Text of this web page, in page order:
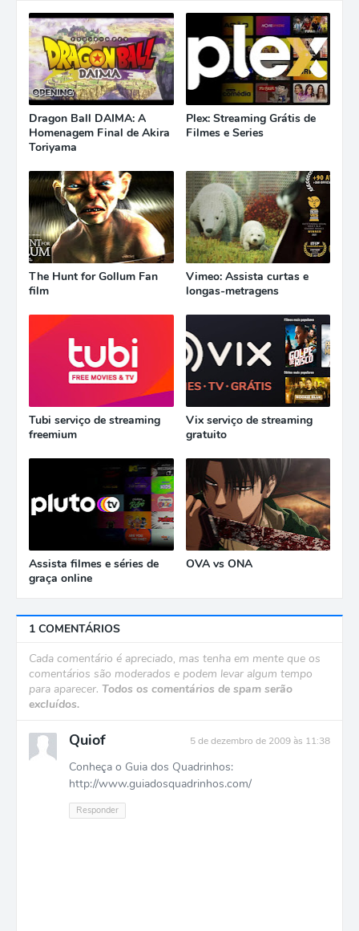
Dragon Ball DAIMA: A
Homenagem Final de Akira
Toriyama
Plex: Streaming Grátis de
Filmes e Series
The Hunt for Gollum Fan
film
Vimeo: Assista curtas e
longas-metragens
Tubi serviço de streaming
freemium
Vix serviço de streaming
gratuito
Assista filmes e séries de
graça online
OVA vs ONA
1 COMENTÁRIOS
Cada comentário é apreciado, mas tenha em mente que os
comentários são moderados e podem levar algum tempo
para aparecer. Todos os comentários de spam serão
excluídos.
Quiof 5 de dezembro de 2009 às 11:38
Conheça o Guia dos Quadrinhos:
http://www.guiadosquadrinhos.com/
Responder